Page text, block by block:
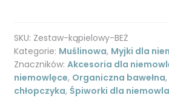
dla
niemowląt
SKU: Zestaw-kąpielowy-BEŻ
Kategorie: Muślinowa, Myjki dla
Znaczników: Akcesoria dla
niemowlęce, Organiczna bawełna,
chłopczyka, Śpiworki dla